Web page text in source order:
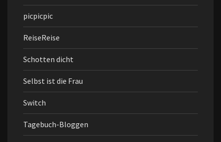
picpicpic
ReiseReise
Schotten dicht
Selbst ist die Frau
Switch
Tagebuch-Bloggen